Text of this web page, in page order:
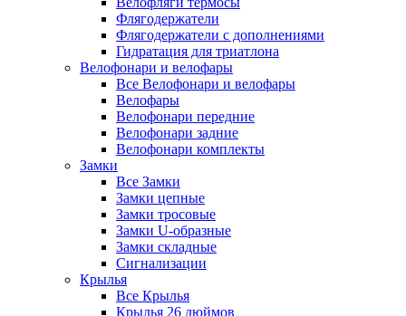
Флягодержатели
Флягодержатели с дополнениями
Гидратация для триатлона
Велофонари и велофары
Все Велофонари и велофары
Велофары
Велофонари передние
Велофонари задние
Велофонари комплекты
Замки
Все Замки
Замки цепные
Замки тросовые
Замки U-образные
Замки складные
Сигнализации
Крылья
Все Крылья
Крылья 26 дюймов